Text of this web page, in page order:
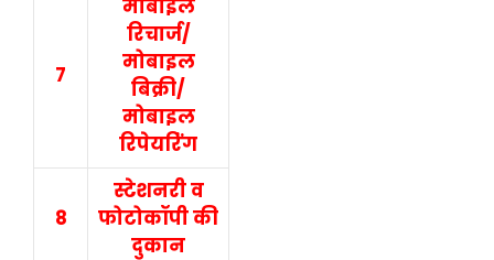
7
मोबाइल
र‍िचार्ज/
मोबाइल
ब‍िक्री/
मोबाइल
र‍िपेयर‍िंंग
8
स्टेशनरी व
फोटोकॉपी की
दुकान